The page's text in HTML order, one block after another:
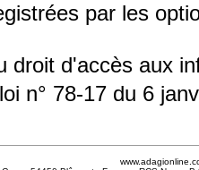
par les
droit d'accès aux
n° 78-17 du 6